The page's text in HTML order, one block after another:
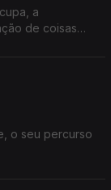
a
de coisas
o seu percurso